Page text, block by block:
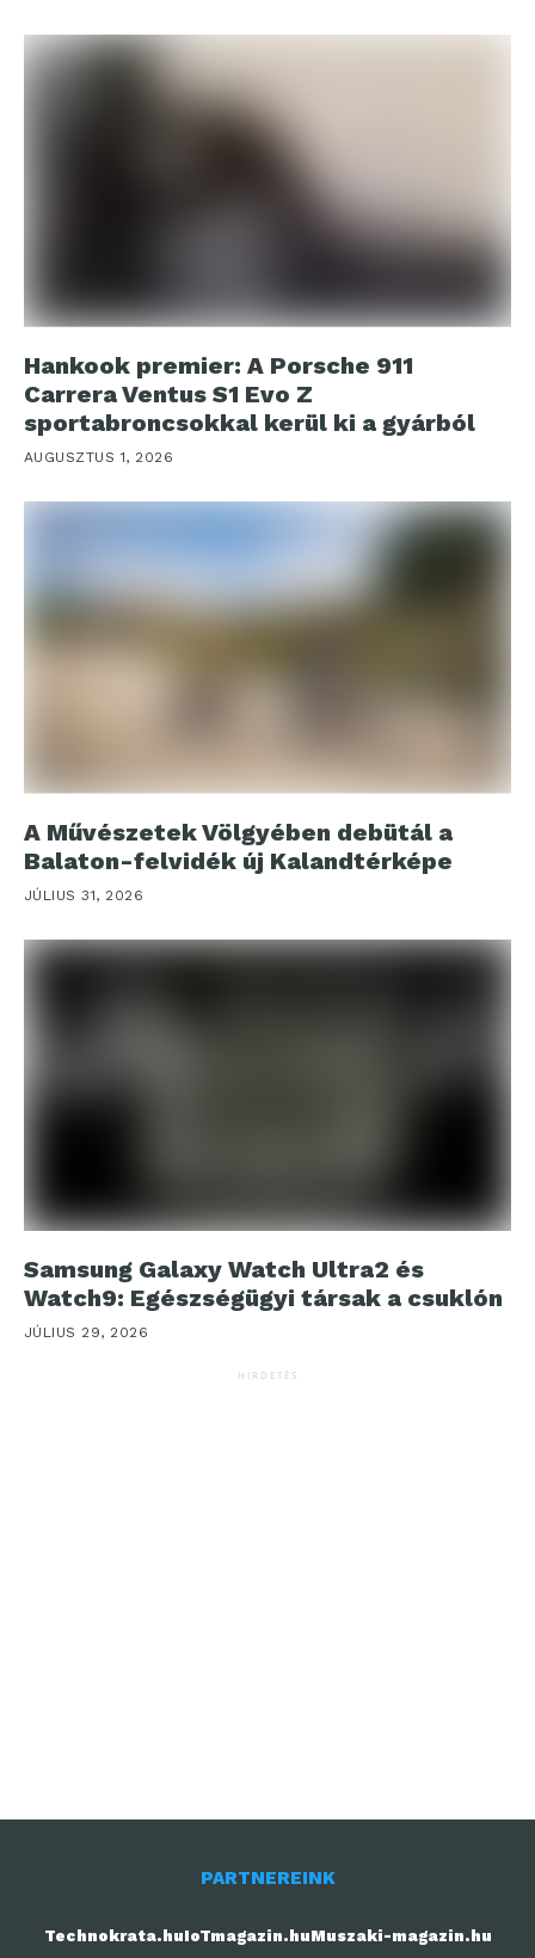
Hankook premier: A Porsche 911
Carrera Ventus S1 Evo Z
sportabroncsokkal kerül ki a gyárból
AUGUSZTUS 1, 2026
A Művészetek Völgyében debütál a
Balaton-felvidék új Kalandtérképe
JÚLIUS 31, 2026
Samsung Galaxy Watch Ultra2 és
Watch9: Egészségügyi társak a csuklón
JÚLIUS 29, 2026
HIRDETÉS
PARTNEREINK
Technokrata.huIoTmagazin.huMuszaki-magazin.hu